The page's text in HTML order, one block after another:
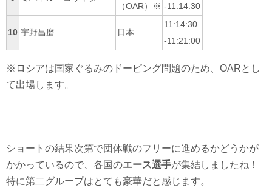
（OAR）※ -11:14:30
10 宇野昌磨 日本
11:14:30
-11:21:00
※ロシアは国家ぐるみのドーピング問題のため、OARとし
て出場します。
ショートの結果次第で団体戦のフリーに進めるかどうかが
かかっているので、各国のエース選手が集結しましたね！
特に第二グループはとても豪華だと感じます。